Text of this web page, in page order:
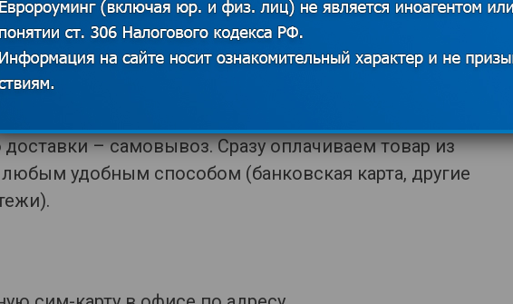
сайт и в разделе «Магазин» ищем нужный
«Заказать» и оформляем заказ
– самовывоз. Сразу оплачиваем товар из
удобным способом (банковская карта, другие